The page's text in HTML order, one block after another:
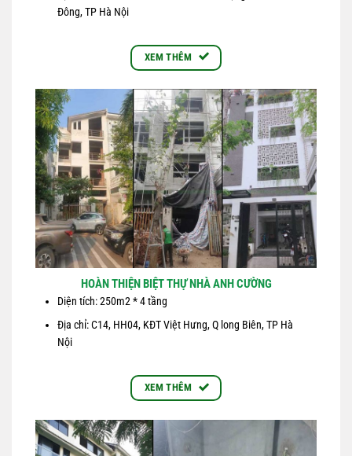
Đông, TP Hà Nội
XEM THÊM
HOÀN THIỆN BIỆT THỰ NHÀ ANH CƯỜNG
Diện tích: 250m2 * 4 tầng
Địa chỉ: C14, HH04, KĐT Việt Hưng, Q long Biên, TP Hà
Nội
XEM THÊM